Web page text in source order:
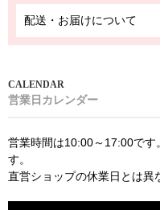
配送・お届けについて
営業日カレンダー
営業時間は10:00～17:00です。
す。
直営ショップの休業日とは異